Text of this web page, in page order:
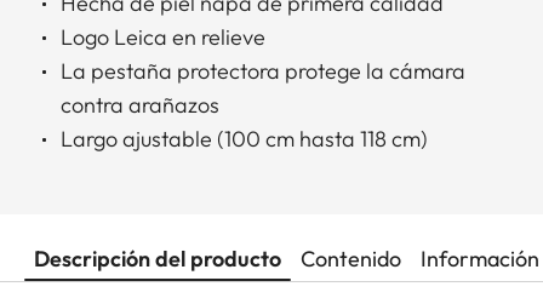
Logo Leica en relieve
La pestaña protectora protege la cámara
contra arañazos
Largo ajustable (100 cm hasta 118 cm)
Descripción del producto Contenido